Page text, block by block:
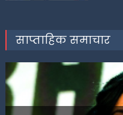
साप्ताहिक समाचार